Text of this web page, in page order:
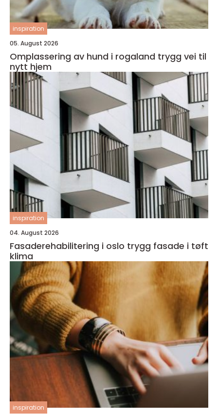
inspiration
05. August 2026
Omplassering av hund i rogaland trygg vei til
nytt hjem
inspiration
04. August 2026
Fasaderehabilitering i oslo trygg fasade i tøft
klima
inspiration